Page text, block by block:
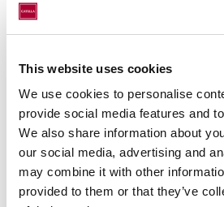
This website uses cookies
We use cookies to personalise
provide social media features and
We also share information about
our social media, advertising and
may combine it with other
provided to them or that they’ve
aktiviteter och fylla en viktig
Miljömässig och social
fokus för utvecklingen av
uppförs i enlighet med
Hyresbostad, ett ambitiöst
hållbarhetsprogram med